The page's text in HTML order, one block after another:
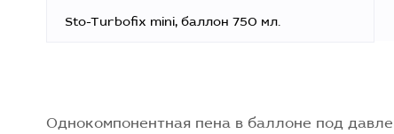
Sto-Turbofix mini, баллон 750 мл.
Однокомпонентная пена в баллоне под